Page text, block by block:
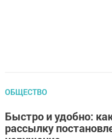
ОБЩЕСТВО
Быстро и удобно:
рассылку